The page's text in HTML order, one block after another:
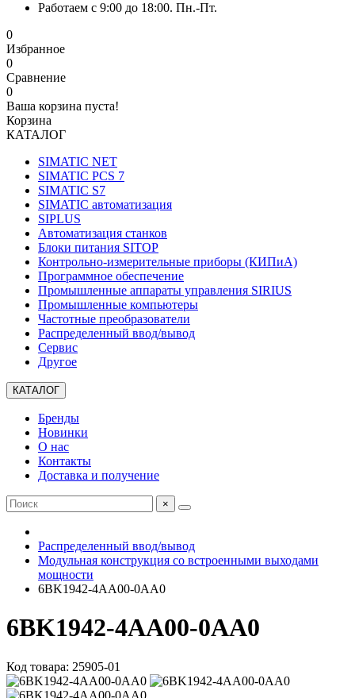
Работаем с 9:00 до 18:00. Пн.-Пт.
0
Избранное
0
Сравнение
0
Ваша корзина пуста!
Корзина
КАТАЛОГ
SIMATIC NET
SIMATIC PCS 7
SIMATIC S7
SIMATIC автоматизация
SIPLUS
Автоматизация станков
Блоки питания SITOP
Контрольно-измерительные приборы (КИПиА)
Программное обеспечение
Промышленные аппараты управления SIRIUS
Промышленные компьютеры
Частотные преобразователи
Распределенный ввод/вывод
Сервис
Другое
КАТАЛОГ
Бренды
Новинки
О нас
Контакты
Доставка и получение
×
Распределенный ввод/вывод
Модульная конструкция со встроенными выходами
мощности
6BK1942-4AA00-0AA0
6BK1942-4AA00-0AA0
Код товара: 25905-01